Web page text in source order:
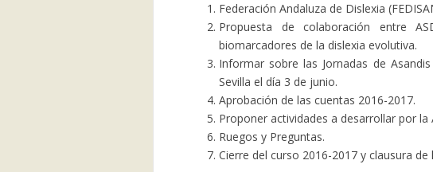
Federación Andaluza de Dislexia
Propuesta de colaboración entre
biomarcadores de la dislexia evolutiva.
Informar sobre las Jornadas de
Sevilla el día 3 de junio.
Aprobación de las cuentas 2016-2017.
Proponer actividades a desarrollar por
Ruegos y Preguntas.
Cierre del curso 2016-2017 y clausura